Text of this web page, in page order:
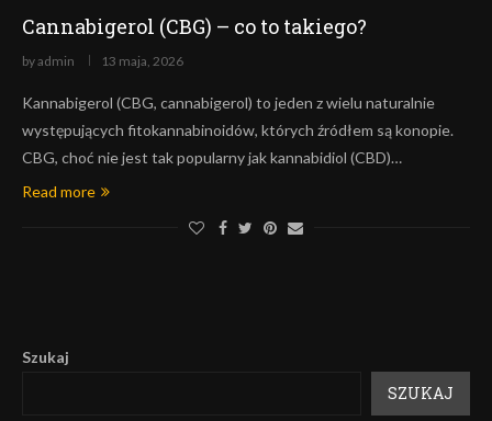
Cannabigerol (CBG) – co to takiego?
byadmin 13 maja, 2026
Kannabigerol (CBG, cannabigerol) to jeden z wielu naturalnie
występujących fitokannabinoidów, których źródłem są konopie.
CBG, choć nie jest tak popularny jak kannabidiol (CBD)…
Read more
Szukaj
SZUKAJ